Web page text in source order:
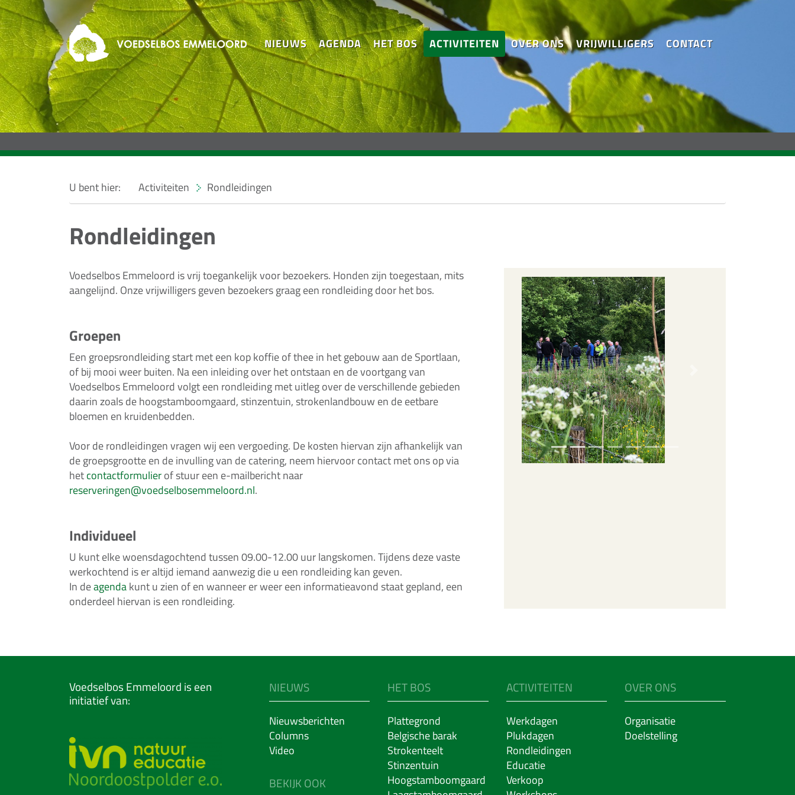
NIEUWS AGENDA HET BOS ACTIVITEITEN OVER ONS VRIJWILLIGERS CONTACT
U bent hier: Activiteiten Rondleidingen
Rondleidingen
Voedselbos Emmeloord is vrij toegankelijk voor bezoekers. Honden zijn toegestaan, mits
aangelijnd. Onze vrijwilligers geven bezoekers graag een rondleiding door het bos.
Groepen
Een groepsrondleiding start met een kop koffie of thee in het gebouw aan de Sportlaan,
of bij mooi weer buiten. Na een inleiding over het ontstaan en de voortgang van
Voedselbos Emmeloord volgt een rondleiding met uitleg over de verschillende gebieden
daarin zoals de hoogstamboomgaard, stinzentuin, strokenlandbouw en de eetbare
bloemen en kruidenbedden.
Voor de rondleidingen vragen wij een vergoeding. De kosten hiervan zijn afhankelijk van
de groepsgrootte en de invulling van de catering, neem hiervoor contact met ons op via
hetcontactformulierof stuur een e-mailbericht naar
reserveringen@voedselbosemmeloord.nl.
Individueel
U kunt elke woensdagochtend tussen 09.00-12.00 uur langskomen. Tijdens deze vaste
werkochtend is er altijd iemand aanwezig die u een rondleiding kan geven.
In deagendakunt u zien of en wanneer er weer een informatieavond staat gepland, een
onderdeel hiervan is een rondleiding.
Previous slide
Voedselbos Emmeloord is een
initiatief van:
NIEUWS
Nieuwsberichten
Columns
Video
HET BOS
Plattegrond
Belgische barak
Strokenteelt
Stinzentuin
Hoogstamboomgaard
ACTIVITEITEN
Werkdagen
Plukdagen
Rondleidingen
Educatie
Verkoop
OVER ONS
Organisatie
Doelstelling
BEKIJK OOK